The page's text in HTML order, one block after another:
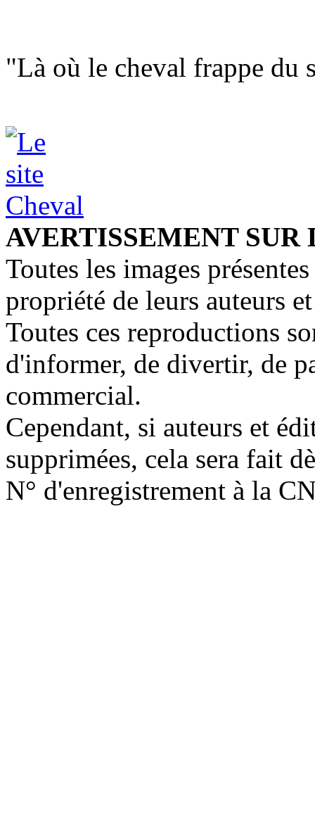
"Là où le cheval frappe du
AVERTISSEMENT
Toutes les images
propriété de leurs auteurs
Toutes ces reproductions
d'informer, de divertir, de
commercial.
Cependant, si auteurs et
supprimées, cela sera fait
N° d'enregistrement à la